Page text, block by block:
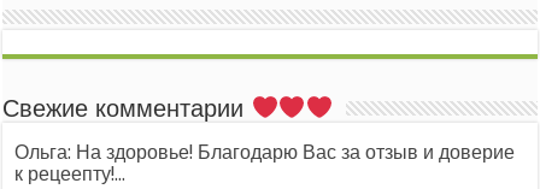
Свежие комментарии
Ольга: На здоровье! Благодарю Вас за отзыв и доверие
к рецеепту!...